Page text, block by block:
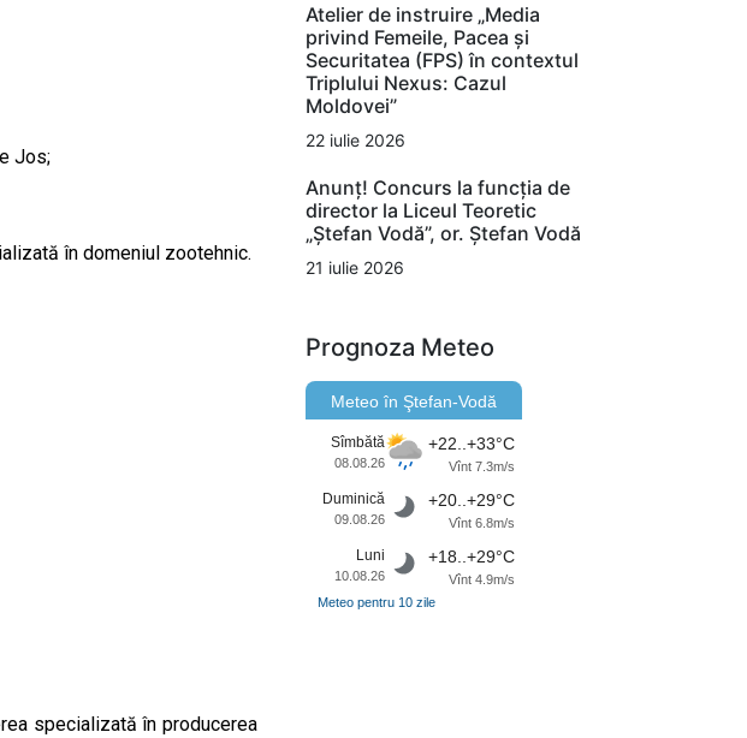
Jos;
în domeniul zootehnic.
specializată în producerea
Atelier de instruire „Media
privind Femeile, Pacea și
Securitatea (FPS) în contextul
Triplului Nexus: Cazul
Moldovei”
22 iulie 2026
Anunț! Concurs la funcția de
director la Liceul Teoretic
„Ștefan Vodă”, or. Ștefan Vodă
21 iulie 2026
Prognoza Meteo
Meteo în Ştefan-Vodă
Sîmbătă
08.08.26
+22..+33°C
Vînt 7.3m/s
Duminică
09.08.26
+20..+29°C
Vînt 6.8m/s
Luni
10.08.26
+18..+29°C
Vînt 4.9m/s
Meteo pentru 10 zile